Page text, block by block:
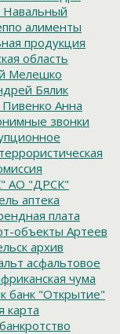
Навальный
алименты
продукция
область
Мелешко
Бялик
Анна
звонки
АО "ДРСК"
аптека
плата
объекты Артеев
архив
асфальтовое
чума
банк "Открытие"
карта
банкротство